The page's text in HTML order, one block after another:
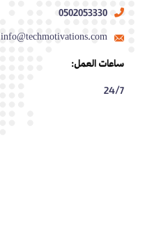
0502053330
info@techmotivations.com
ساعات العمل:
24/7